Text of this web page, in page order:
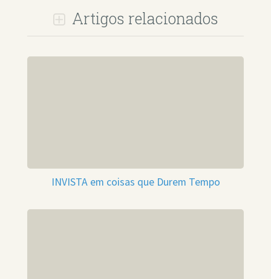
Artigos relacionados
INVISTA em coisas que Durem Tempo